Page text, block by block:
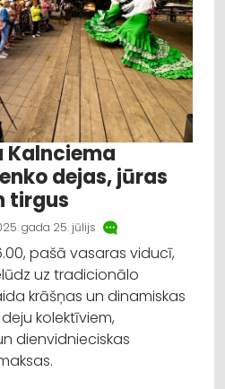
Kalnciema
dejas, jūras
tirgus
gada 25. jūlijs
pašā vasaras viducī,
uz tradicionālo
krāšņas un dinamiskas
kolektīviem,
dienvidnieciskas